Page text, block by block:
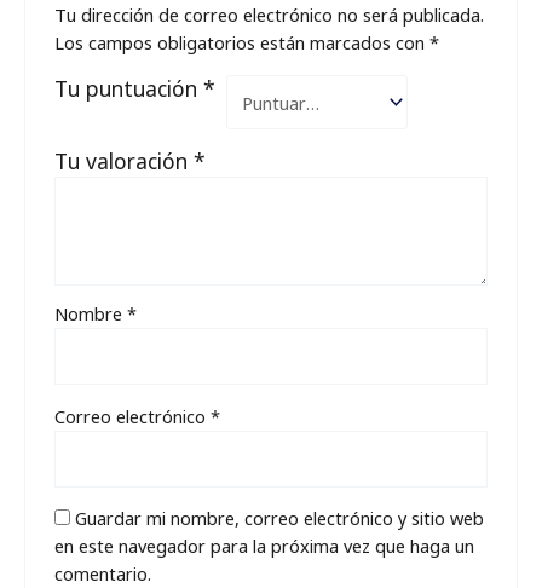
Tu dirección de correo electrónico no será publicada.
Los campos obligatorios están marcados con*
Tu puntuación*
Tu valoración*
Nombre*
Correo electrónico*
Guardar mi nombre, correo electrónico y sitio web
en este navegador para la próxima vez que haga un
comentario.